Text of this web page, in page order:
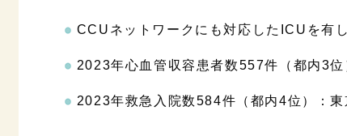
CCUネットワークにも対応したICUを有
2023年心血管収容患者数557件（都内3
2023年救急入院数584件（都内4位）：